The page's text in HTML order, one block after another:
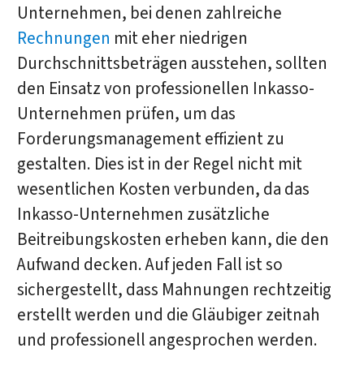
Unternehmen, bei denen zahlreiche
Rechnungen mit eher niedrigen
Durchschnittsbeträgen ausstehen, sollten
den Einsatz von professionellen Inkasso-
Unternehmen prüfen, um das
Forderungsmanagement effizient zu
gestalten. Dies ist in der Regel nicht mit
wesentlichen Kosten verbunden, da das
Inkasso-Unternehmen zusätzliche
Beitreibungskosten erheben kann, die den
Aufwand decken. Auf jeden Fall ist so
sichergestellt, dass Mahnungen rechtzeitig
erstellt werden und die Gläubiger zeitnah
und professionell angesprochen werden.